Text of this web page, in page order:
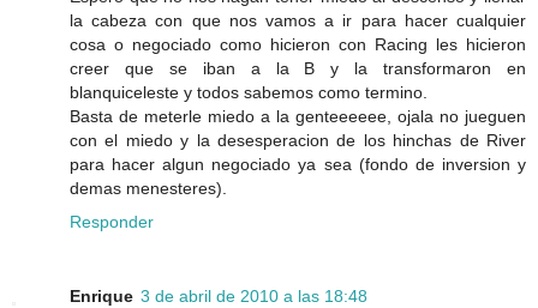
la cabeza con que nos vamos a ir para hacer cualquier
cosa o negociado como hicieron con Racing les hicieron
creer que se iban a la B y la transformaron en
blanquiceleste y todos sabemos como termino.
Basta de meterle miedo a la genteeeeee, ojala no jueguen
con el miedo y la desesperacion de los hinchas de River
para hacer algun negociado ya sea (fondo de inversion y
demas menesteres).
Responder
Enrique 3 de abril de 2010 a las 18:48